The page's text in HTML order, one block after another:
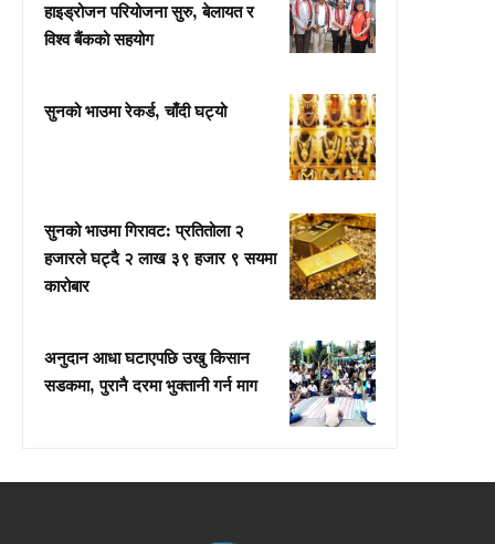
हाइड्रोजन परियोजना सुरु, बेलायत र
विश्व बैंकको सहयोग
सुनको भाउमा रेकर्ड, चाँदी घट्यो
सुनको भाउमा गिरावट: प्रतितोला २
हजारले घट्दै २ लाख ३९ हजार ९ सयमा
कारोबार
अनुदान आधा घटाएपछि उखु किसान
सडकमा, पुरानै दरमा भुक्तानी गर्न माग